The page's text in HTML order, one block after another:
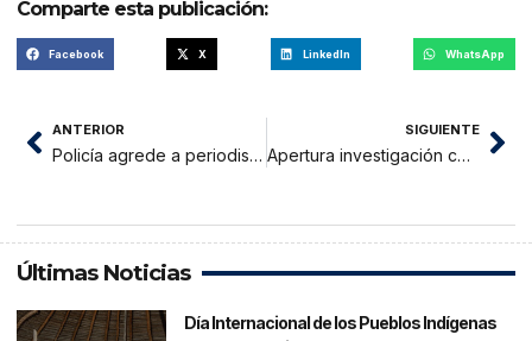
Comparte esta publicación:
Facebook X LinkedIn WhatsApp
ANTERIOR
Policía agrede a periodista Roberto Medina del Castillo
SIGUIENTE
Apertura investigación contra alcalde y exalcalde de Nueva Cajamarca
Últimas Noticias
Día Internacional de los Pueblos Indígenas